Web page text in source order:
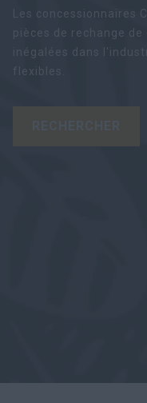
Les concessionnaires
pièces de rechange
inégalées dans
flexibles.